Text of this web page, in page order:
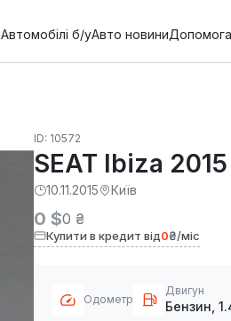
Автомобілі б/уАвто новиниДопомога
ID: 10572
SEAT Ibiza 2015
10.11.2015 Київ
0 $0 ₴
Купити в кредит від0₴/міс
Одометр
Двигун
Бензин,